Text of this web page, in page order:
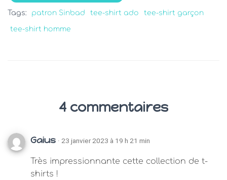
Tags: patron Sinbad tee-shirt ado tee-shirt garçon
tee-shirt homme
4 commentaires
Gaius · 23 janvier 2023 à 19 h 21 min
Très impressionnante cette collection de t-
shirts !